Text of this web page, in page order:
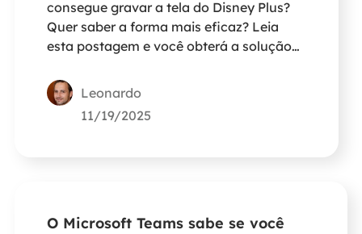
consegue gravar a tela do Disney Plus?
Quer saber a forma mais eficaz? Leia
esta postagem e você obterá a solução
Leonardo
11/19/2025
O Microsoft Teams sabe se você